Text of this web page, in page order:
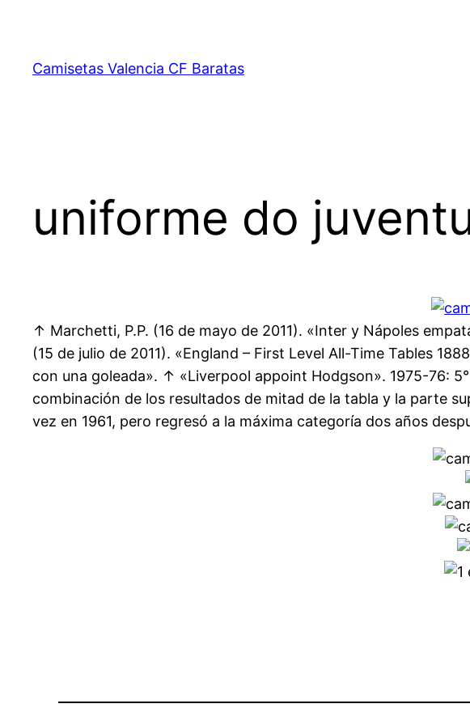
contenido
Camisetas Valencia CF Baratas
uniforme do
↑ Marchetti, P.P. (16 de mayo de 2011). «Inter y Nápoles
(15 de julio de 2011). «England – First Level All-Time Tables
con una goleada». ↑ «Liverpool appoint Hodgson». 1975-76:
combinación de los resultados de mitad de la tabla y la parte
vez en 1961, pero regresó a la máxima categoría dos años